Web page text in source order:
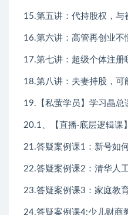
15.第五讲：代持股权，
16.第六讲：高管再创业不
17.第七讲：超级个体注册
18.第八讲：夫妻持股，
19.【私萤学员】学习晶总
20.1、【直播·底层逻辑
21.答疑案例课1：新号如
22.答疑案例课2：清华人
23.答疑案例课3：家庭教
24.答疑案例课4:少儿财商